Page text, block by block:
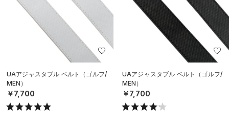
UAアジャスタブル ベルト（ゴルフ/
MEN）
￥7,700
UAアジャスタブル ベルト（ゴルフ/
MEN）
￥7,700